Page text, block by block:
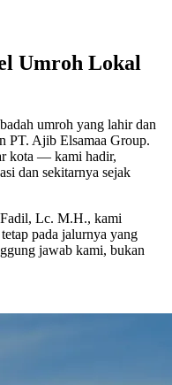
Umroh Lokal
umroh yang lahir dan
PT. Ajib Elsamaa Group.
kota — kami hadir,
dan sekitarnya sejak
Lc. M.H., kami
pada jalurnya yang
jawab kami, bukan